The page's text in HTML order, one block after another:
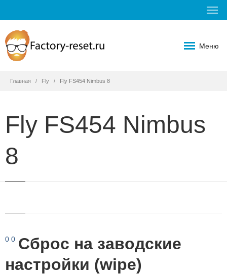
Меню
Главная Fly Fly FS454 Nimbus 8
Fly FS454 Nimbus
8
0 0 Сброс на заводские
настройки (wipe)